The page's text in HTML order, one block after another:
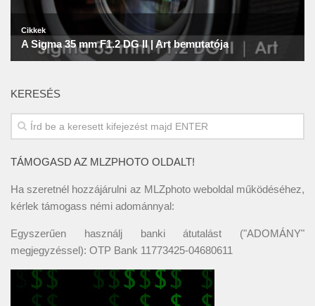
KERESÉS
TÁMOGASD AZ MLZPHOTO OLDALT!
Ha szeretnél hozzájárulni az MLZphoto weboldal működéséhez,
kérlek támogass némi adománnyal:
Egyszerűen használj banki átutalást ("ADOMÁNY"
megjegyzéssel): OTP Bank 11773425-04680611